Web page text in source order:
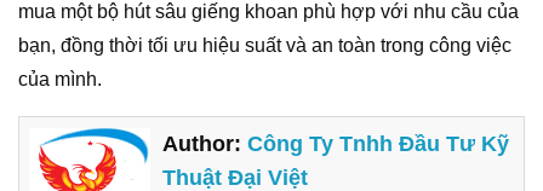
mua một bộ hút sâu giếng khoan phù hợp với nhu cầu của
bạn, đồng thời tối ưu hiệu suất và an toàn trong công việc
của mình.
Author:Công Ty Tnhh Đầu Tư Kỹ
Thuật Đại Việt